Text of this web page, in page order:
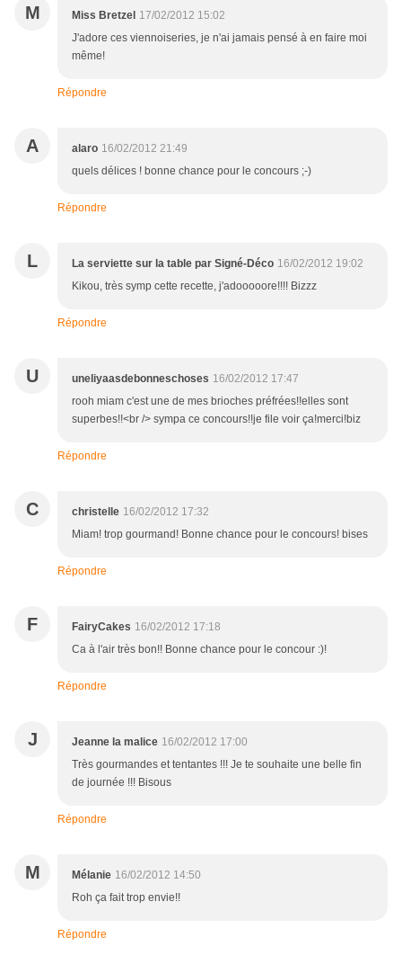
M Miss Bretzel 17/02/2012 15:02
J'adore ces viennoiseries, je n'ai jamais pensé à en faire moi
même!
Répondre
A alaro 16/02/2012 21:49
quels délices ! bonne chance pour le concours ;-)
Répondre
L La serviette sur la table par Signé-Déco 16/02/2012 19:02
Kikou, très symp cette recette, j'adooooore!!!! Bizzz
Répondre
U uneliyaasdebonneschoses 16/02/2012 17:47
rooh miam c'est une de mes brioches préfrées!!elles sont
superbes!!<br /> sympa ce concours!!je file voir ça!merci!biz
Répondre
C christelle 16/02/2012 17:32
Miam! trop gourmand! Bonne chance pour le concours! bises
Répondre
F FairyCakes 16/02/2012 17:18
Ca à l'air très bon!! Bonne chance pour le concour :)!
Répondre
J Jeanne la malice 16/02/2012 17:00
Très gourmandes et tentantes !!! Je te souhaite une belle fin
de journée !!! Bisous
Répondre
M Mélanie 16/02/2012 14:50
Roh ça fait trop envie!!
Répondre